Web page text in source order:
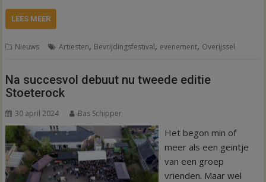
LEES MEER
Nieuws Artiesten, Bevrijdingsfestival, evenement, Overijssel
Na succesvol debuut nu tweede editie
Stoeterock
30 april 2024 Bas Schipper
Het begon min of
meer als een geintje
van een groep
vrienden. Maar wel